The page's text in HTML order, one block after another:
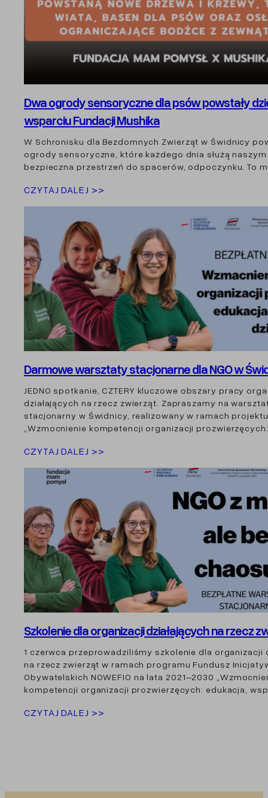
Dwa ogrody sensoryczne dla psów powstały
wsparciu Fundacji Mushika
W Schronisku dla Bezdomnych Zwierząt w Świdnicy
ogrody sensoryczne, które każdego dnia służą
bezpieczna przestrzeń do spacerów, odpoczynku. To
CZYTAJ DALEJ >>
Darmowe warsztaty stacjonarne dla NGO w
JEDNO spotkanie, CZTERY kluczowe obszary pracy
działających na rzecz zwierząt. Zapraszamy na
stacjonarny w Świdnicy, realizowany w ramach projektu
„Wzmocnienie kompetencji organizacji
CZYTAJ DALEJ >>
Szkolenie dla organizacji działających na rzecz
1 czerwca przeprowadziliśmy szkolenie dla organizacji
na rzecz zwierząt w ramach programu Fundusz
Obywatelskich NOWEFIO na lata 2021–2030
kompetencji organizacji prozwierzęcych: edukacja,
CZYTAJ DALEJ >>